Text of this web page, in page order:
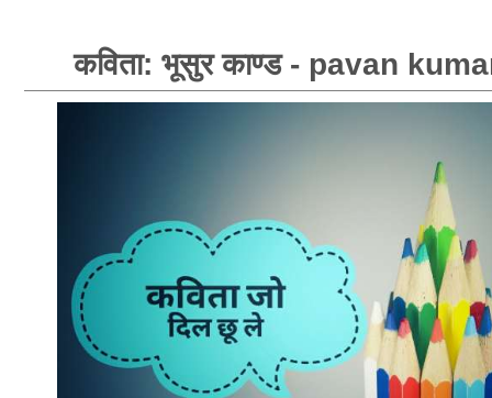
कविता: भूसुर काण्ड - pavan